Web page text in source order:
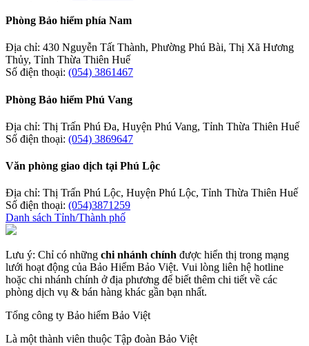
Phòng Bảo hiểm phía Nam
Địa chỉ: 430 Nguyễn Tất Thành, Phường Phú Bài, Thị Xã Hương
Thủy, Tỉnh Thừa Thiên Huế
Số điện thoại: (054) 3861467
Phòng Bảo hiểm Phú Vang
Địa chỉ: Thị Trấn Phú Đa, Huyện Phú Vang, Tỉnh Thừa Thiên Huế
Số điện thoại: (054) 3869647
Văn phòng giao dịch tại Phú Lộc
Địa chỉ: Thị Trấn Phú Lộc, Huyện Phú Lộc, Tỉnh Thừa Thiên Huế
Số điện thoại: (054)3871259
Danh sách Tỉnh/Thành phố
Lưu ý: Chỉ có những chi nhánh chính được hiển thị trong mạng
lưới hoạt động của Bảo Hiểm Bảo Việt. Vui lòng liên hệ hotline
hoặc chi nhánh chính ở địa phương để biết thêm chi tiết về các
phòng dịch vụ & bán hàng khác gần bạn nhất.
Tổng công ty Bảo hiểm Bảo Việt
Là một thành viên thuộc Tập đoàn Bảo Việt